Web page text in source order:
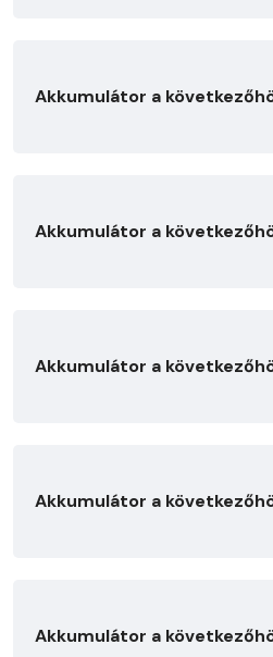
Akkumulátor a
Akkumulátor a
Akkumulátor a
Akkumulátor a
Akkumulátor a